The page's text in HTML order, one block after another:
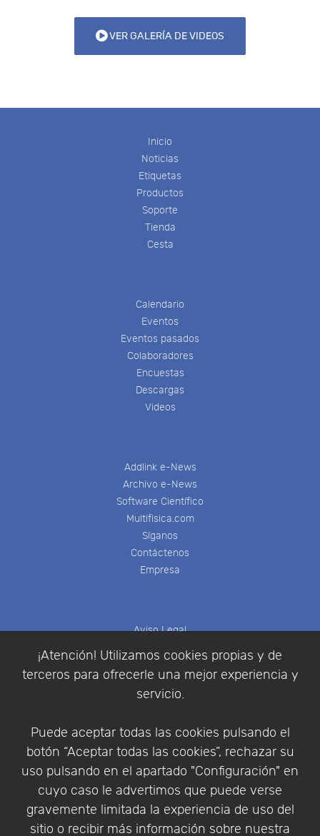
¡Atención! Utilizamos cookies propias y de
terceros para ofrecerle una mejor experiencia y
servicio.
Puede aceptar todas las cookies pulsando el
botón “Aceptar todas las cookies”, rechazar su
uso pulsando en el apartado "Configuración" en
cuyo caso le advertimos que puede verse
gravemente limitada la experiencia de uso del
sitio o recibir más información sobre nuestra
VER GALERÍA DE VIDEOS
Inicio
Noticias
Etiquetas
Productos
Soporte
Tienda
Cesta
Calendario
Eventos
Eventos pasados
Colaboradores
Encuestas
Descargas
Videos
Addlink e-News
Archivo e-News
Software Científico
Multifisica.com
Síganos
Contáctenos
Empresa
Aviso Legal
Condiciones de compra
Identificarse
Empresa|Aviso Legal| Política de Privacidad |
Política de Cookies